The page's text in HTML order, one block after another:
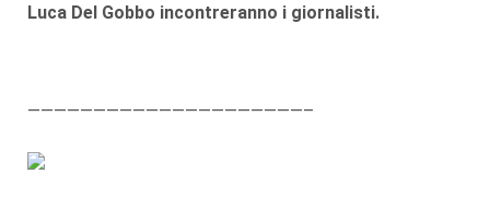
Luca Del Gobbo incontreranno i giornalisti.
—————————————————————–